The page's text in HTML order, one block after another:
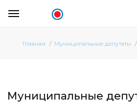
Главная Муниципальные депутаты
Муниципальные